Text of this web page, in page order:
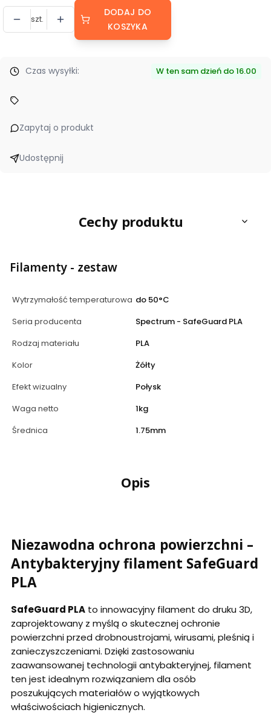
szt.
DODAJ DO
KOSZYKA
Czas wysyłki: W ten sam dzień do 16.00
Zapytaj o produkt
Udostępnij
Cechy produktu
Filamenty - zestaw
Wytrzymałość temperaturowa do 50°C
Seria producenta
Spectrum - SafeGuard PLA
Rodzaj materiału
PLA
Kolor
Żółty
Efekt wizualny
Połysk
Waga netto
1kg
Średnica
1.75mm
Opis
Niezawodna ochrona powierzchni –
Antybakteryjny filament SafeGuard
PLA
SafeGuard PLA to innowacyjny filament do druku 3D,
zaprojektowany z myślą o skutecznej ochronie
powierzchni przed drobnoustrojami, wirusami, pleśnią i
zanieczyszczeniami. Dzięki zastosowaniu
zaawansowanej technologii antybakteryjnej, filament
ten jest idealnym rozwiązaniem dla osób
poszukujących materiałów o wyjątkowych
właściwościach higienicznych.